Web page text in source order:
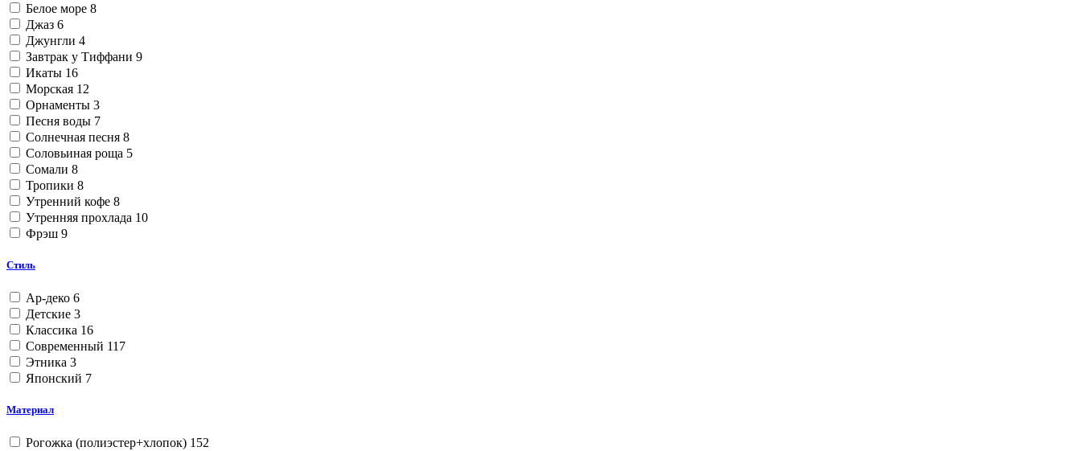
Белое море 8
Джаз 6
Джунгли 4
Завтрак у Тиффани 9
Икаты 16
Морская 12
Орнаменты 3
Песня воды 7
Солнечная песня 8
Соловьиная роща 5
Сомали 8
Тропики 8
Утренний кофе 8
Утренняя прохлада 10
Фрэш 9
Стиль
Ар-деко 6
Детские 3
Классика 16
Современный 117
Этника 3
Японский 7
Материал
Рогожка (полиэстер+хлопок) 152